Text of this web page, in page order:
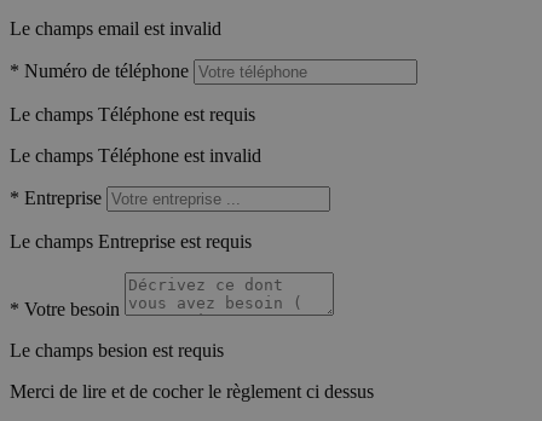
Le champs email est invalid
* Numéro de téléphone
Le champs Téléphone est requis
Le champs Téléphone est invalid
* Entreprise
Le champs Entreprise est requis
* Votre besoin
Le champs besion est requis
Merci de lire et de cocher le règlement ci dessus